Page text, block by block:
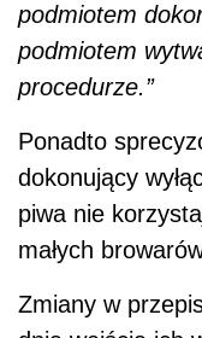
podmiotem
podmiotem
procedurze.”
Ponadto
dokonujący
piwa nie
małych
Zmiany w